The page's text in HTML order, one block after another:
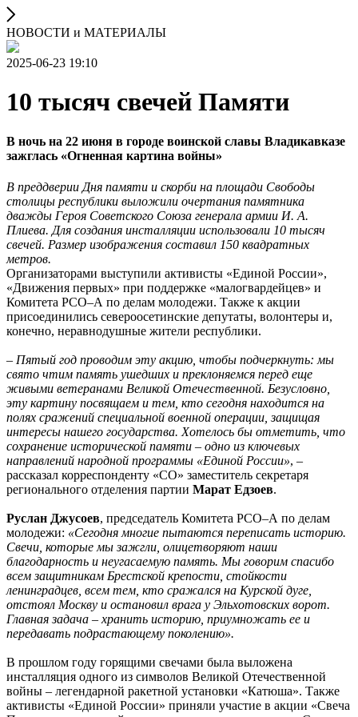
НОВОСТИ и МАТЕРИАЛЫ
2025-06-23 19:10
10 тысяч свечей Памяти
В ночь на 22 июня в городе воинской славы Владикавказе
зажглась «Огненная картина войны»
В преддверии Дня памяти и скорби на площади Свободы
столицы республики выложили очертания памятника
дважды Героя Советского Союза генерала армии И. А.
Плиева. Для создания инсталляции использовали 10 тысяч
свечей. Размер изображения составил 150 квадратных
метров.
Организаторами выступили активисты «Единой России»,
«Движения первых» при поддержке «малогвардейцев» и
Комитета РСО–А по делам молодежи. Также к акции
присоединились североосетинские депутаты, волонтеры и,
конечно, неравнодушные жители республики.
– Пятый год проводим эту акцию, чтобы подчеркнуть: мы
свято чтим память ушедших и преклоняемся перед еще
живыми ветеранами Великой Отечественной. Безусловно,
эту картину посвящаем и тем, кто сегодня находится на
полях сражений специальной военной операции, защищая
интересы нашего государства. Хотелось бы отметить, что
сохранение исторической памяти – одно из ключевых
направлений народной программы «Единой России», –
рассказал корреспонденту «СО» заместитель секретаря
регионального отделения партии Марат Едзоев.
Руслан Джусоев, председатель Комитета РСО–А по делам
молодежи: «Сегодня многие пытаются переписать историю.
Свечи, которые мы зажгли, олицетворяют наши
благодарность и неугасаемую память. Мы говорим спасибо
всем защитникам Брестской крепости, стойкости
ленинградцев, всем тем, кто сражался на Курской дуге,
отстоял Москву и остановил врага у Эльхотовских ворот.
Главная задача – хранить историю, приумножать ее и
передавать подрастающему поколению».
В прошлом году горящими свечами была выложена
инсталляция одного из символов Великой Отечественной
войны – легендарной ракетной установки «Катюша». Также
активисты «Единой России» приняли участие в акции «Свеча